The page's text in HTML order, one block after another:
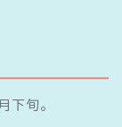
下旬。